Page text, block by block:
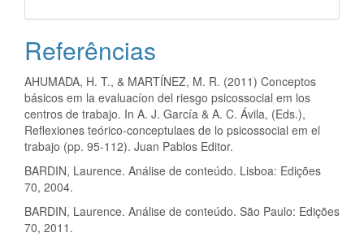
Referências
AHUMADA, H. T., & MARTÍNEZ, M. R. (2011) Conceptos
básicos em la evaluacíon del riesgo psicossocial em los
centros de trabajo. In A. J. García & A. C. Ávila, (Eds.),
Reflexiones teórico-conceptulaes de lo psicossocial em el
trabajo (pp. 95-112). Juan Pablos Editor.
BARDIN, Laurence. Análise de conteúdo. Lisboa: Edições
70, 2004.
BARDIN, Laurence. Análise de conteúdo. São Paulo: Edições
70, 2011.